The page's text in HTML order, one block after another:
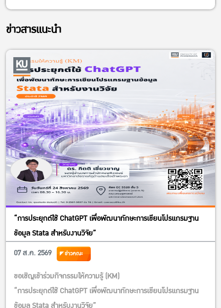
ข่าวสารแนะนำ
“การประยุกต์ใช้ ChatGPT เพื่อพัฒนาทักษะการเขียนโปรแกรมฐาน
ข้อมูล Stata สำหรับงานวิจัย”
07 ส.ค. 2569
ข่าวคณะ
ขอเชิญเข้าร่วมกิจกรรมให้ความรู้ (KM)
“การประยุกต์ใช้ ChatGPT เพื่อพัฒนาทักษะการเขียนโปรแกรมฐาน